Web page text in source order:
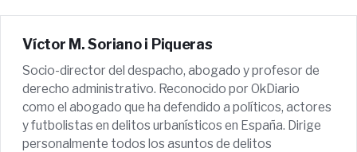
Víctor M. Soriano i Piqueras
Socio-director del despacho, abogado y profesor de
derecho administrativo. Reconocido por OkDiario
como el abogado que ha defendido a políticos, actores
y futbolistas en delitos urbanísticos en España. Dirige
personalmente todos los asuntos de delitos